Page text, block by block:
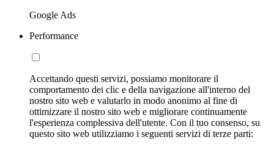
Google Ads
Performance
Accettando questi servizi, possiamo monitorare il
comportamento dei clic e della navigazione all'interno del
nostro sito web e valutarlo in modo anonimo al fine di
ottimizzare il nostro sito web e migliorare continuamente
l'esperienza complessiva dell'utente. Con il tuo consenso, su
questo sito web utilizziamo i seguenti servizi di terze parti: